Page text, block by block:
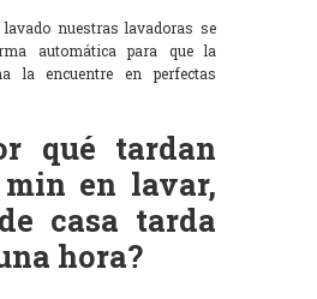
lavado nuestras lavadoras se
automática para que la
la encuentre en perfectas
qué tardan
en lavar,
casa tarda
hora?